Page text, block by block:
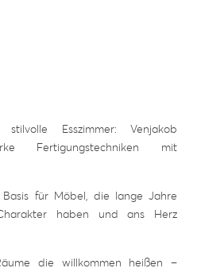
stilvolle Esszimmer: Venjakob
Fertigungstechniken mit
für Möbel, die lange Jahre
haben und ans Herz
die willkommen heißen –